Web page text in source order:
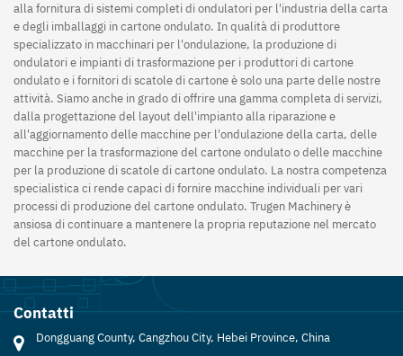
alla fornitura di sistemi completi di ondulatori per l'industria della carta
e degli imballaggi in cartone ondulato. In qualità di produttore
specializzato in macchinari per l'ondulazione, la produzione di
ondulatori e impianti di trasformazione per i produttori di cartone
ondulato e i fornitori di scatole di cartone è solo una parte delle nostre
attività. Siamo anche in grado di offrire una gamma completa di servizi,
dalla progettazione del layout dell'impianto alla riparazione e
all'aggiornamento delle macchine per l'ondulazione della carta, delle
macchine per la trasformazione del cartone ondulato o delle macchine
per la produzione di scatole di cartone ondulato. La nostra competenza
specialistica ci rende capaci di fornire macchine individuali per vari
processi di produzione del cartone ondulato. Trugen Machinery è
ansiosa di continuare a mantenere la propria reputazione nel mercato
del cartone ondulato.
Contatti
Dongguang County, Cangzhou City, Hebei Province, China